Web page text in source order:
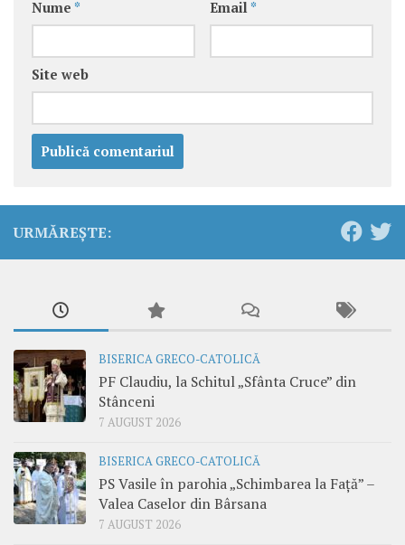
Nume * Email *
Site web
URMĂREȘTE:
BISERICA GRECO-CATOLICĂ
PF Claudiu, la Schitul „Sfânta Cruce” din
Stânceni
7 AUGUST 2026
BISERICA GRECO-CATOLICĂ
PS Vasile în parohia „Schimbarea la Față” –
Valea Caselor din Bârsana
7 AUGUST 2026